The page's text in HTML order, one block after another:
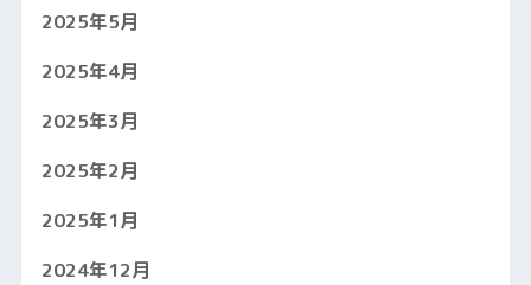
2025年5月
2025年4月
2025年3月
2025年2月
2025年1月
2024年12月